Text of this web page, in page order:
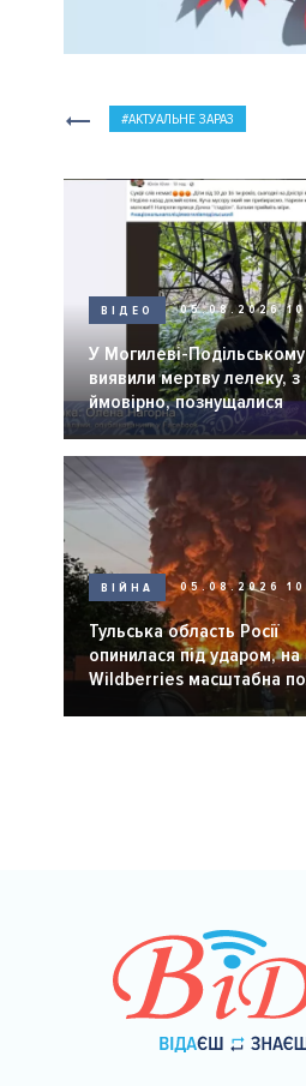
АКТУАЛЬНЕ ЗАРАЗ
ВІДЕО 05.08.2026
У Могилеві-Подільському
виявили мертву лелеку, з
ймовірно, познущалися
ВІЙНА 05.08.2026
Тульська область Росії
опинилася під ударом, на
Wildberries масштабна